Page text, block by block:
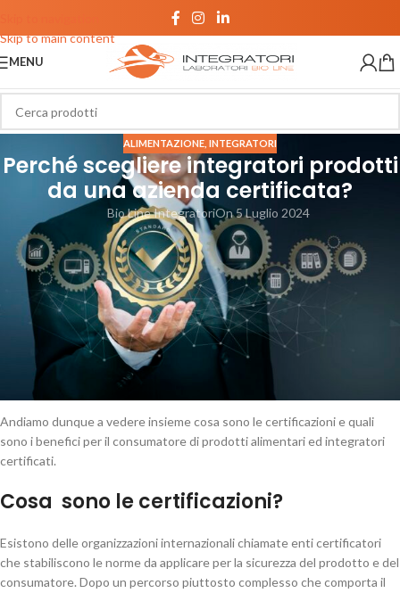
Skip to main content
MENU
ALIMENTAZIONE INTEGRATORI
Perché scegliere integratori prodotti
da una azienda certificata?
Bio Line IntegratoriOn 5 Luglio 2024
Cosa sono le certificazioni?
Perché è importante scegliere un’azienda certificata nel settore
alimentare?
Quali garanzie in più forniscono le certificazioni ai consumatori?
L’obiettivo di questo articolo è fornirti tutte le informazioni necessarie
affinché tu possa fare le tue scelte consapevolmente.
Andiamo dunque a vedere insieme cosa sono le certificazioni e quali
sono i benefici per il consumatore di prodotti alimentari ed integratori
certificati.
Cosa sono le certificazioni?
Esistono delle organizzazioni internazionali chiamate enti certificatori
che stabiliscono le norme da applicare per la sicurezza del prodotto e del
consumatore. Dopo un percorso piuttosto complesso che comporta il